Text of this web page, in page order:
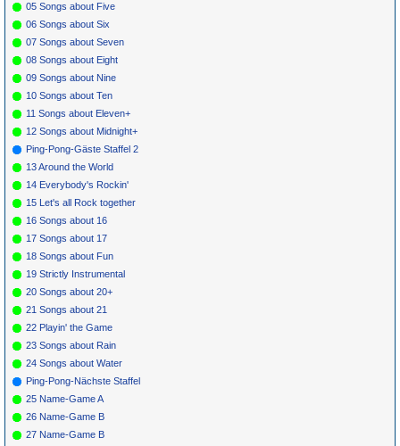
05 Songs about Five
06 Songs about Six
07 Songs about Seven
08 Songs about Eight
09 Songs about Nine
10 Songs about Ten
11 Songs about Eleven+
12 Songs about Midnight+
Ping-Pong-Gäste Staffel 2
13 Around the World
14 Everybody's Rockin'
15 Let's all Rock together
16 Songs about 16
17 Songs about 17
18 Songs about Fun
19 Strictly Instrumental
20 Songs about 20+
21 Songs about 21
22 Playin' the Game
23 Songs about Rain
24 Songs about Water
Ping-Pong-Nächste Staffel
25 Name-Game A
26 Name-Game B
27 Name-Game B